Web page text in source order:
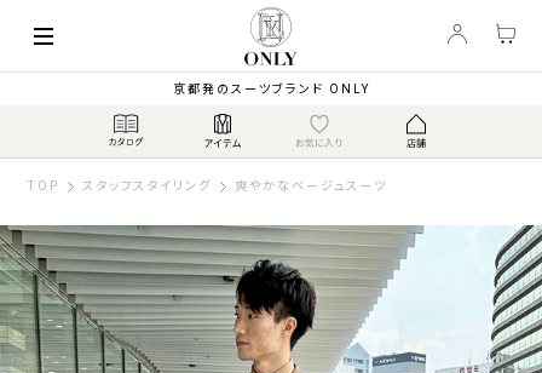
京都発のスーツブランド ONLY
TOP スタッフスタイリング 爽やかなベージュスーツ